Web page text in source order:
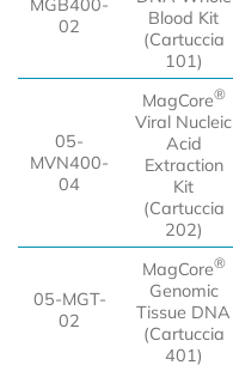
MGB400-
02
Blood Kit
(Cartuccia
101)
05-
MVN400-
04
MagCore®
Viral Nucleic
Acid
Extraction
Kit
(Cartuccia
202)
05-MGT-
02
MagCore®
Genomic
Tissue DNA
(Cartuccia
401)